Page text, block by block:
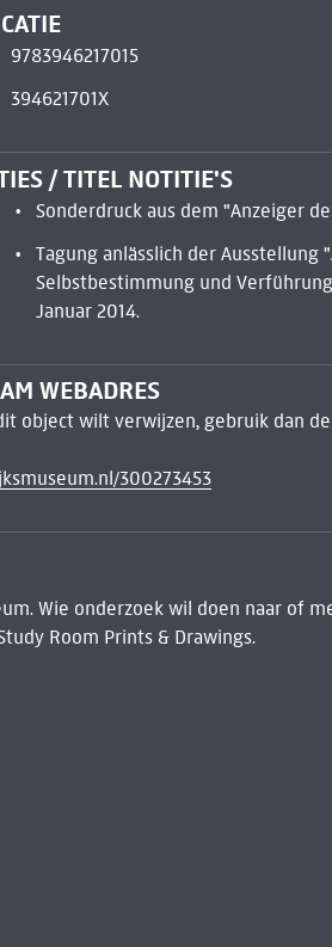
9783946217015
394621701X
/ TITEL NOTITIE'S
Sonderdruck aus dem "Anzeiger
Tagung anlässlich der Ausstellung
Selbstbestimmung und
Januar 2014.
WEBADRES
object wilt verwijzen, gebruik dan de
300273453
Wie onderzoek wil doen naar of
Room Prints & Drawings.